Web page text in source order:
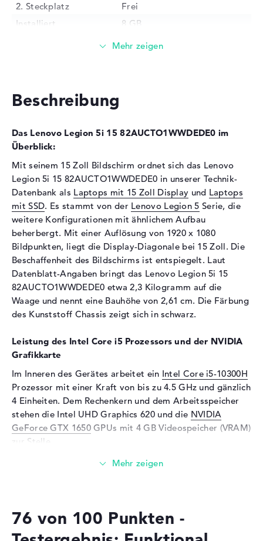
2. Steckplatz
Frei
Installiert
8 GB
DDR4 SDRAM - PC4-23466 -
2933 MHz
Festplatte
Optische Speicher
Laufwerks-Typ
Display
Display-Typ
15,6" TFT
Max. Auflösung
1920 x 1080
Auflösungstyp
Full-HD
Besonderheiten
Display, entspiegelt, LED-
Hintergrundbeleuchtung, IPS
Panel
Audio
Soundkarte
Realtek ALC3287
Webcam
Eingabegeräte
Eingabegeräte
Tastatur (Beleuchtet
(hintergrund)), Touchpad
(Multi-Touch-Trackpad)
Gigabit Ethernet
802.11n, 802.11ac, 802.11ax
Bluetooth
Bluetooth 5
Beschreibung
Das Lenovo Legion 5i 15 82AUCTO1WWDEDE0 im
Überblick:
Mit seinem 15 Zoll Bildschirm ordnet sich das Lenovo
Legion 5i 15 82AUCTO1WWDEDE0 in unserer Technik-
Datenbank als Laptops mit 15 Zoll Display und Laptops
mit SSD. Es stammt von der Lenovo Legion 5 Serie, die
weitere Konfigurationen mit ähnlichem Aufbau
beherbergt. Mit einer Auflösung von 1920 x 1080
Bildpunkten, liegt die Display-Diagonale bei 15 Zoll. Die
Beschaffenheit des Bildschirms ist entspiegelt. Laut
Datenblatt-Angaben bringt das Lenovo Legion 5i 15
82AUCTO1WWDEDE0 etwa 2,3 Kilogramm auf die
Waage und nennt eine Bauhöhe von 2,61 cm. Die Färbung
des Kunststoff Chassis zeigt sich in schwarz.
Leistung des Intel Core i5 Prozessors und der NVIDIA
Grafikkarte
Im Inneren des Gerätes arbeitet ein Intel Core i5-10300H
Prozessor mit einer Kraft von bis zu 4.5 GHz und gänzlich
4 Einheiten. Dem Rechenkern und dem Arbeitsspeicher
stehen die Intel UHD Graphics 620 und die NVIDIA
GeForce GTX 1650GPUs mit 4 GB Videospeicher (VRAM)
zur Stelle.
Wieviel Speicher hat das Lenovo Legion 5i 15
Technologie, werden 8 GByte Arbeitsspeicher (RAM)
76 von 100 Punkten -